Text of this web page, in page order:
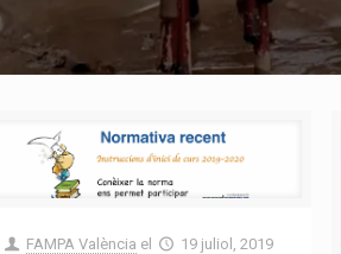
FAMPA València el 19 juliol, 2019